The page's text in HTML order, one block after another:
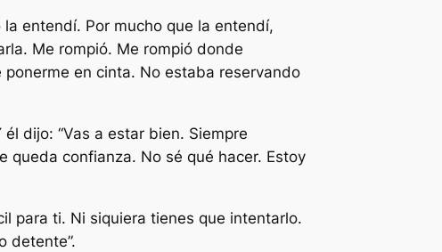
entendí. Por mucho que la entendí,
Me rompió. Me rompió donde
en cinta. No estaba reservando
dijo: “Vas a estar bien. Siempre
queda confianza. No sé qué hacer. Estoy
para ti. Ni siquiera tienes que intentarlo.
detente”.